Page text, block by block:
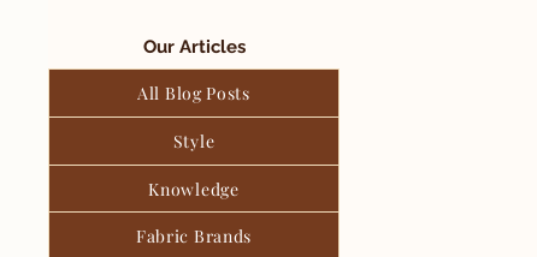
Our Articles
All Blog Posts
Style
Knowledge
Fabric Brands